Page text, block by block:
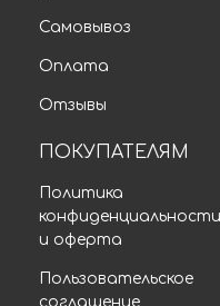
Самовывоз
Оплата
Отзывы
ПОКУПАТЕЛЯМ
Политика
конфиденциальности
и оферта
Пользовательское
соглашение